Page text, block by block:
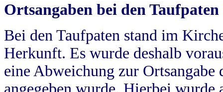
Ortsangaben bei den Taufpaten
Bei den Taufpaten stand im
Herkunft. Es wurde deshalb
eine Abweichung zur